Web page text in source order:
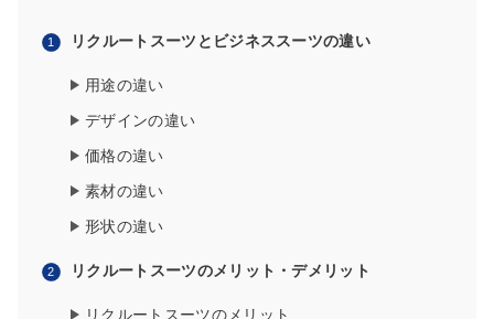
リクルートスーツとビジネススーツの違い
用途の違い
デザインの違い
価格の違い
素材の違い
形状の違い
リクルートスーツのメリット・デメリット
リクルートスーツのメリット